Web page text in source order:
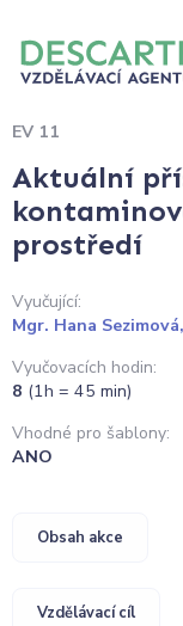
EV 11
Aktuální
prostředí
Vyučující:
Mgr. Hana
Vyučovacích hodin:
8 (1h = 45 min)
Vhodné pro šablony:
ANO
Obsah akce
Vzdělávací cíl